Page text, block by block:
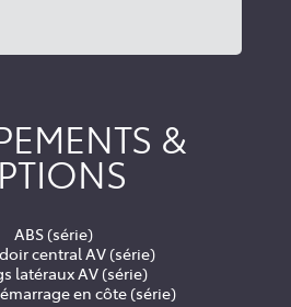
&
ABS (série)
central AV (série)
latéraux AV (série)
en côte (série)